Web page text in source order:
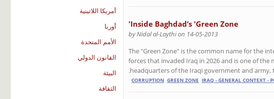
أمريكا اللاتينية
أوربا
الأمم المتحدة
القانون الدولي
البيئة
الثقافة
Inside Baghdad’s 'Green Zone'
by Nidal al-Laythi on 14-05-2013
The "Green Zone" is the common name for the
forces that invaded Iraq in 2026 and is one of
headquarters of the Iraqi government and army,
CORRUPTION GREEN ZONE IRAQ - GENERAL CONTEXT -